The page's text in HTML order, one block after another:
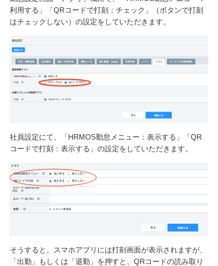
利用する」「QRコードで打刻：チェック」（ボタンで打刻
はチェックしない）の設定をしていただきます。
社員設定にて、「HRMOS勤怠メニュー：表示する」「QR
コードで打刻：表示する」の設定をしていただきます。
そうすると、スマホアプリには打刻画面が表示されますが、
「出勤」もしくは「退勤」を押すと、QRコードの読み取り